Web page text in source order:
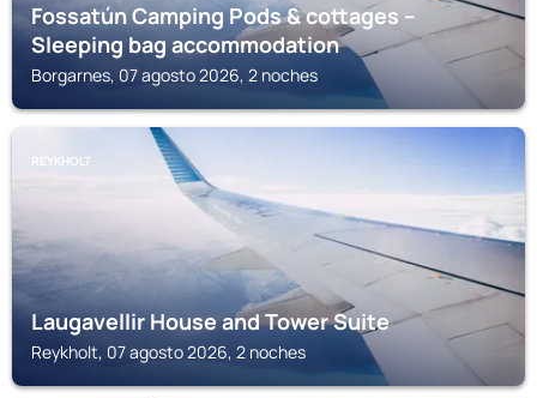
Fossatún Camping Pods & cottages –
Sleeping bag accommodation
Borgarnes, 07 agosto 2026, 2 noches
REYKHOLT
Laugavellir House and Tower Suite
Reykholt, 07 agosto 2026, 2 noches